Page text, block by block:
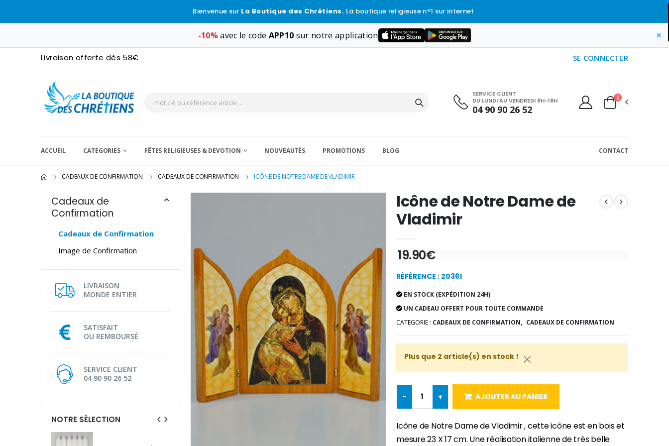
Bienvenue sur La Boutique des Chrétiens. La boutique religieuse n°1 sur internet
-10%avec le code APP10 sur notre application ×
Livraison offerte dès 58€ SE CONNECTER
SERVICE CLIENT
DU LUNDI AU VENDREDI 8H-18H
04 90 90 26 52
0
ACCUEIL CATEGORIES FÊTES RELIGIEUSES & DEVOTION NOUVEAUTÉS PROMOTIONS BLOG CONTACT
CADEAUX DE CONFIRMATION CADEAUX DE CONFIRMATION ICÔNE DE NOTRE DAME DE VLADIMIR
Cadeaux de
Confirmation
Cadeaux de Confirmation
Image de Confirmation
LIVRAISON
MONDE ENTIER
SATISFAIT
OU REMBOURSÉ
SERVICE CLIENT
04 90 90 26 52
NOTRE SÉLECTION
-30%
Icône de Notre Dame de
Vladimir
19.90€
RÉFÉRENCE : 20361
EN STOCK (EXPÉDITION 24H)
UN CADEAU OFFERT POUR TOUTE COMMANDE
CATEGORIE : CADEAUX DE CONFIRMATION, CADEAUX DE CONFIRMATION
Plus que 2 article(s) en stock !
- + AJOUTER AU PANIER
Icône de Notre Dame de Vladimir , cette icône est en bois et
mesure 23 X 17 cm. Une réalisation italienne de très belle